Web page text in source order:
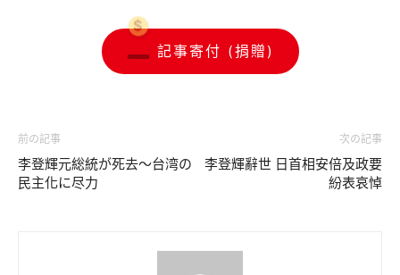
記事寄付 (捐贈)
前の記事
李登輝元総統が死去～台湾の
民主化に尽力
次の記事
李登輝辭世 日首相安倍及政要
紛表哀悼